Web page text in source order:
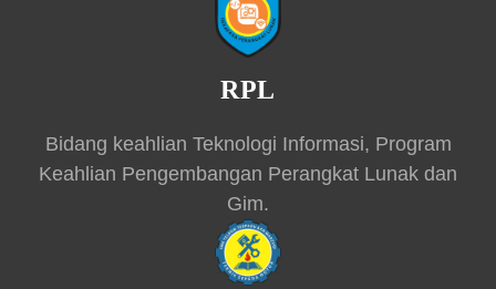
RPL
Bidang keahlian Teknologi Informasi, Program
Keahlian Pengembangan Perangkat Lunak dan
Gim.